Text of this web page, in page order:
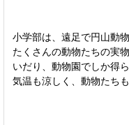
小学部は、遠足で円山動
たくさんの動物たちの実
いだり、動物園でしか得
気温も涼しく、動物たち